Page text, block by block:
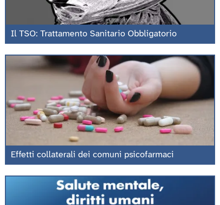
Il TSO: Trattamento Sanitario Obbligatorio
Effetti collaterali dei comuni psicofarmaci